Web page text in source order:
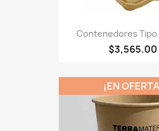
Contenedores Tipo
$3,565.00
¡EN